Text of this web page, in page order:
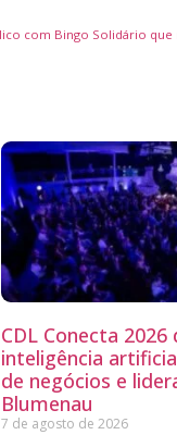
CDL Conecta 2026
inteligência
de negócios e
Blumenau
7 de agosto de 2026